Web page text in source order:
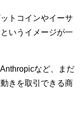
トコインやイーサ
いうイメージが一
など、まだ
きを取引できる商